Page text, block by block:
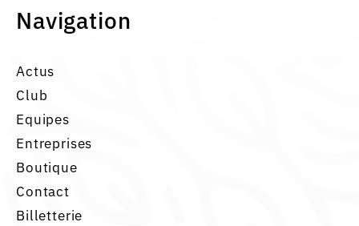
Navigation
Actus
Club
Equipes
Entreprises
Boutique
Contact
Billetterie